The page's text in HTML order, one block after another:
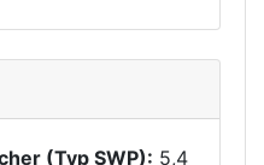
(Typ SWP): 5,4